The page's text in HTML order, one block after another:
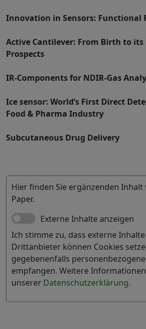
Innovation in Sensors: Functional
Active Cantilever: From Birth to
Prospects
IR-Components for NDIR-Gas
Ice sensor: World’s First Direct
Food & Pharma Industry
Subcutaneous Drug Delivery
Hier finden Sie ergänzenden Inhalt
Paper.
Externe Inhalte anzeigen
Ich stimme zu, dass externe
Drittanbieter können Cookies
gegebenenfalls
empfangen. Weitere
unserer Datenschutzerklärung.